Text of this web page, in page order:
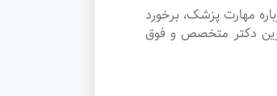
مهارت پزشک، برخورد
دکتر متخصص و فوق